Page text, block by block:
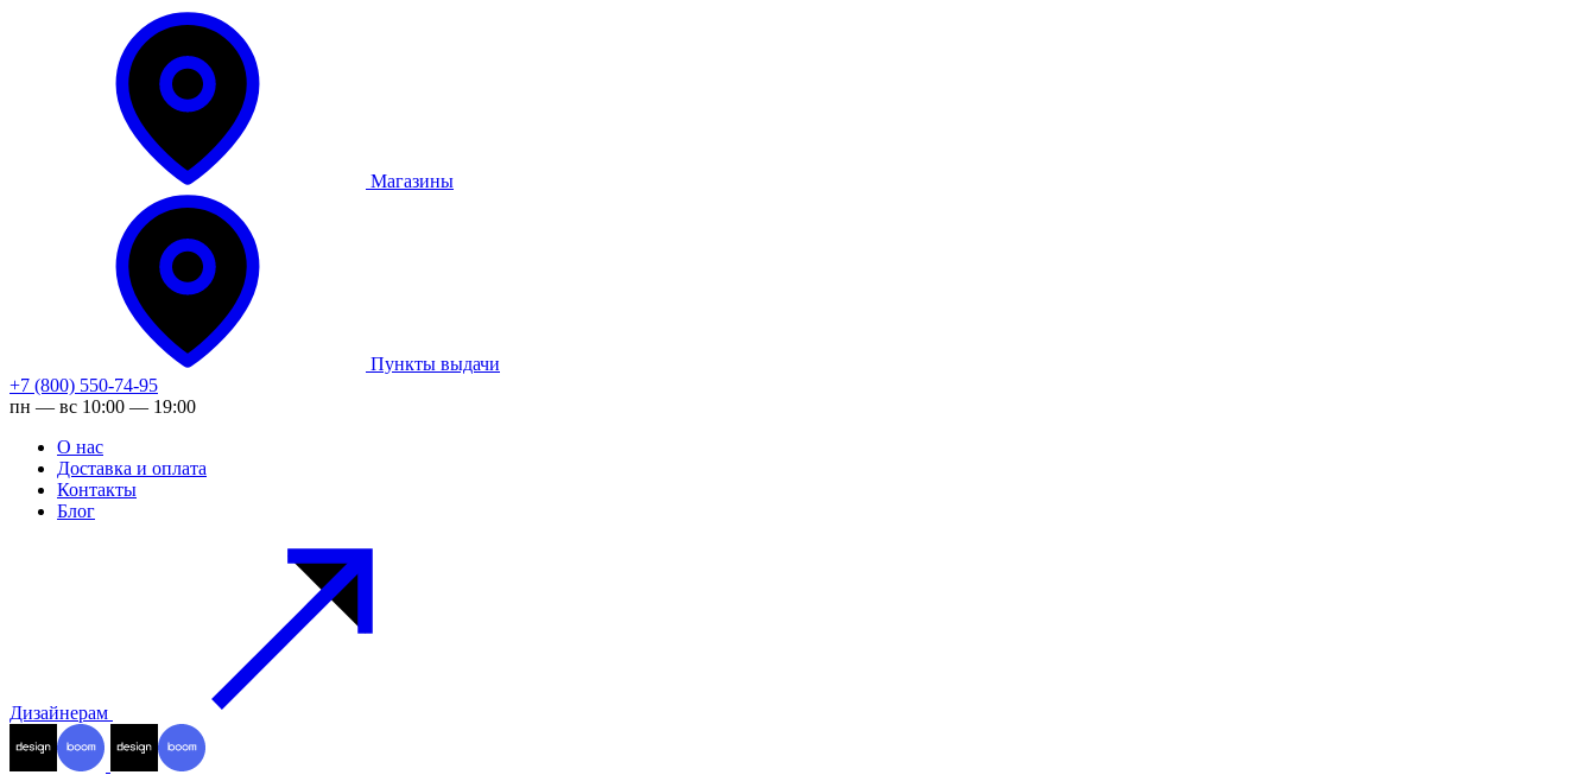
Магазины
Пункты выдачи
+7 (800) 550-74-95
пн — вс 10:00 — 19:00
О нас
Доставка и оплата
Контакты
Блог
Дизайнерам